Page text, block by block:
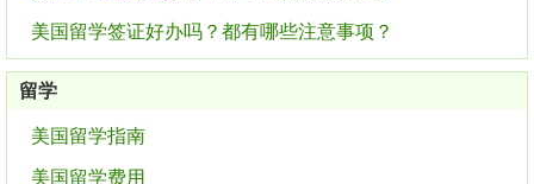
美国留学签证好办吗？都有哪些注意事项？
留学
美国留学指南
美国留学费用